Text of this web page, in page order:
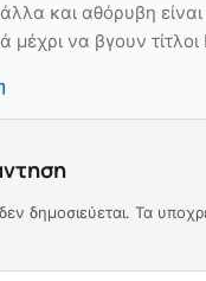
και αθόρυβη
μέχρι να βγουν τίτλοι
δημοσιεύεται. Τα